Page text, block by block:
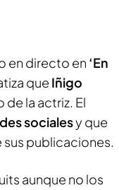
en directo en ‘En
que Iñigo
de la actriz. El
socialesy que
sus publicaciones.
aunque no los